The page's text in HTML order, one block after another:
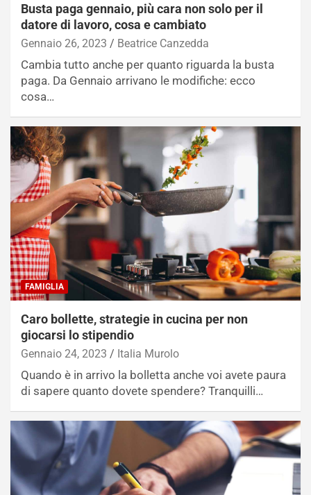
Busta paga gennaio, più cara non solo per il
datore di lavoro, cosa e cambiato
Gennaio 26, 2023 Beatrice Canzedda
Cambia tutto anche per quanto riguarda la busta
paga. Da Gennaio arrivano le modifiche: ecco
cosa…
FAMIGLIA
Caro bollette, strategie in cucina per non
giocarsi lo stipendio
Gennaio 24, 2023 Italia Murolo
Quando è in arrivo la bolletta anche voi avete paura
di sapere quanto dovete spendere? Tranquilli…